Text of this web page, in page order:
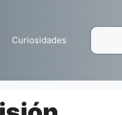
Curiosidades